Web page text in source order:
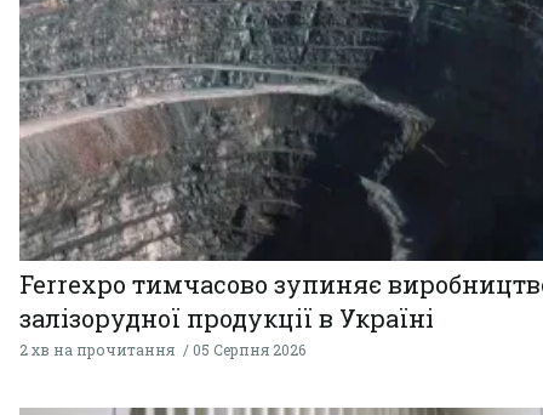
Ferrexpo тимчасово зупиняє
залізорудної продукції в Україні
2 хв на прочитання 05 Серпня 2026